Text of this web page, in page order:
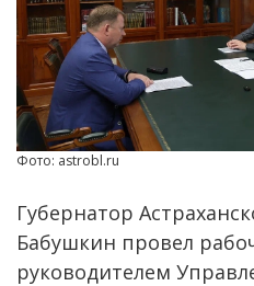
Фото: astrobl.ru
Губернатор
Бабушкин провел
руководителем